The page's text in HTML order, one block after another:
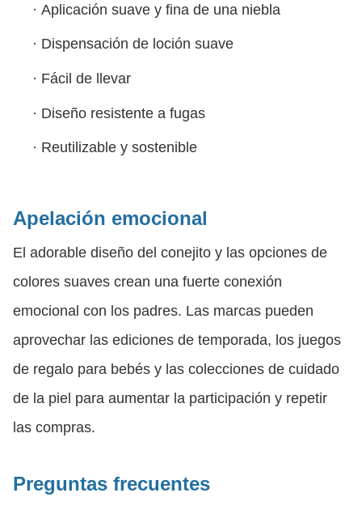
· Aplicación suave y fina de una niebla
· Dispensación de loción suave
· Fácil de llevar
· Diseño resistente a fugas
· Reutilizable y sostenible
Apelación emocional
El adorable diseño del conejito y las opciones de
colores suaves crean una fuerte conexión
emocional con los padres. Las marcas pueden
aprovechar las ediciones de temporada, los juegos
de regalo para bebés y las colecciones de cuidado
de la piel para aumentar la participación y repetir
las compras.
Preguntas frecuentes